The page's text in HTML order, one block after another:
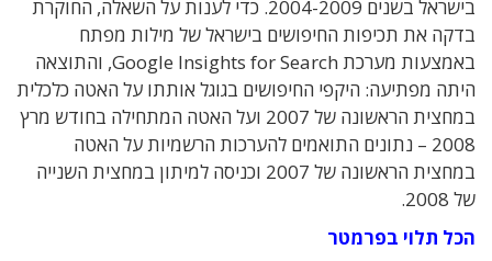
בישראל בשנים 2004-2009. כדי לענות על השאלה, החוקרת
בדקה את תכיפות החיפושים בישראל של מילות מפתח
באמצעות מערכת Google Insights for Search, והתוצאה
היתה מפתיעה: היקפי החיפושים בגוגל אותתו על האטה כלכלית
במחצית הראשונה של 2007 ועל האטה המתחילה בחודש מרץ
2008 – נתונים התואמים להערכות הרשמיות על האטה
במחצית הראשונה של 2007 וכניסה למיתון במחצית השנייה
של 2008.
הכל תלוי בפרמטר